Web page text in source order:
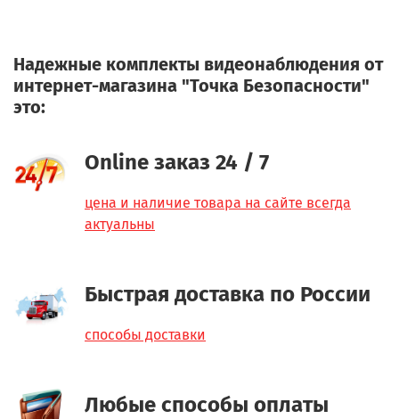
Надежные комплекты видеонаблюдения от
интернет-магазина "Точка Безопасности"
это:
Online заказ 24 / 7
цена и наличие товара на сайте всегда
актуальны
Быстрая доставка по России
способы доставки
Любые способы оплаты